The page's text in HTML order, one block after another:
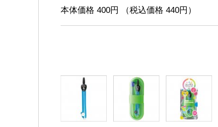
本体価格 400円 （税込価格 440円）